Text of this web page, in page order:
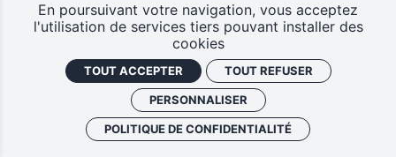
Plan du site
Mentions légales
Politique de confidentialité
Ferarock.org, une réalisation
En poursuivant votre navigation, vous acceptez
l'utilisation de services tiers pouvant installer des
cookies
TOUT ACCEPTER TOUT REFUSER
PERSONNALISER
POLITIQUE DE CONFIDENTIALITÉ